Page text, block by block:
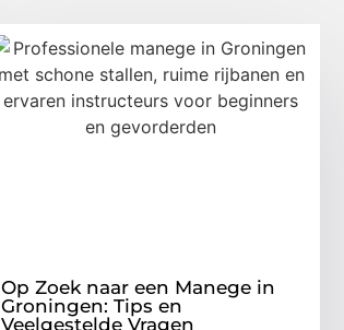
Op Zoek naar een Manege in
Groningen: Tips en
Veelgestelde Vragen